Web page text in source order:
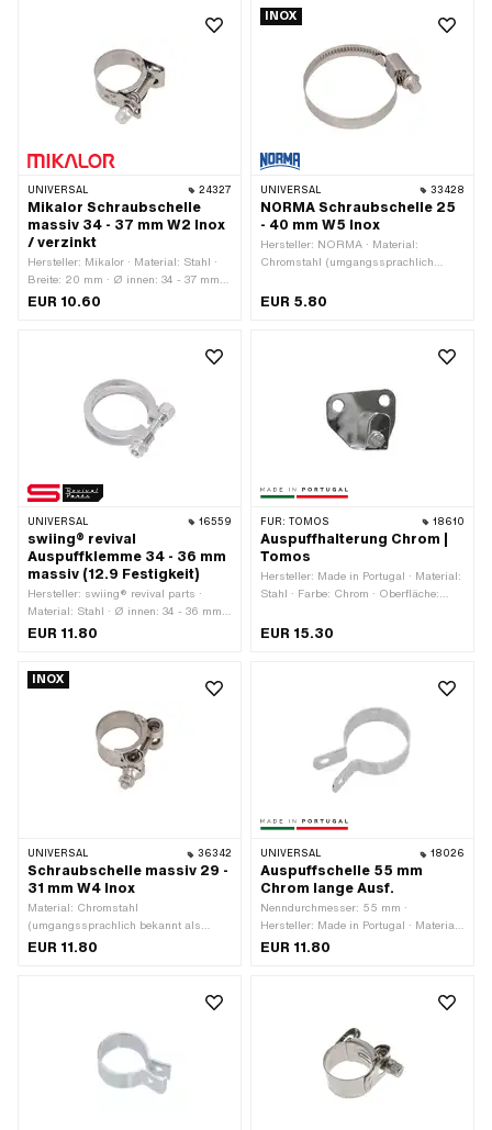
UNIVERSAL 24327
Mikalor Schraubschelle
massiv 34 - 37 mm W2 Inox
/ verzinkt
Hersteller: Mikalor · Material: Stahl ·
Breite: 20 mm · Ø innen: 34 - 37 mm ·
Oberfläche: verzinkt (blau) ·
EUR 10.60
INOX
UNIVERSAL 33428
NORMA Schraubschelle 25
- 40 mm W5 Inox
Hersteller: NORMA · Material:
Chromstahl (umgangssprachlich
Ø innen: 25 - 40 mm · Anzahl
EUR 5.80
UNIVERSAL 16559
swiing® revival
Auspuffklemme 34 - 36 mm
massiv (12.9 Festigkeit)
Hersteller: swiing® revival parts ·
Material: Stahl · Ø innen: 34 - 36 mm ·
Befestigungsart: Schrauben & Muttern
EUR 11.80
FÜR: TOMOS 18610
Auspuffhalterung Chrom |
Tomos
Hersteller: Made in Portugal · Material:
Stahl · Farbe: Chrom · Oberfläche:
Befestigungspunkte: 3 Stk.
EUR 15.30
INOX
UNIVERSAL 36342
Schraubschelle massiv 29 -
31 mm W4 Inox
Material: Chromstahl
(umgangssprachlich bekannt als
Nirosta) · Breite: 20 mm ·
EUR 11.80
UNIVERSAL 18026
Auspuffschelle 55 mm
Chrom lange Ausf.
Nenndurchmesser: 55 mm ·
Hersteller: Made in Portugal · Material:
Stahl · Farbe: Chrom · Breite: 20 mm ·
EUR 11.80